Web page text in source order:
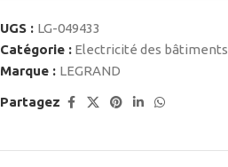
UGS : LG-049433
Catégorie : Electricité des bâtiments
Marque : LEGRAND
Partagez